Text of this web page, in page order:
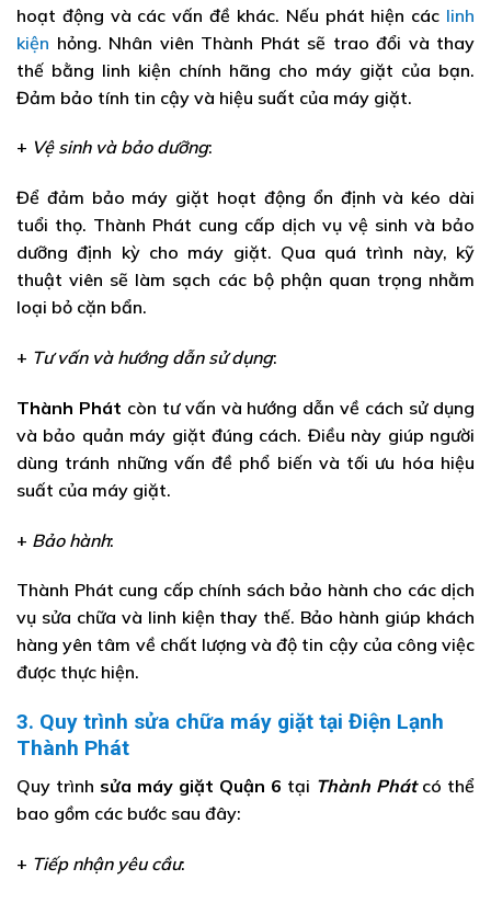
hoạt động và các vấn đề khác. Nếu phát hiện các linh
kiện hỏng. Nhân viên Thành Phát sẽ trao đổi và thay
thế bằng linh kiện chính hãng cho máy giặt của bạn.
Đảm bảo tính tin cậy và hiệu suất của máy giặt.
+ Vệ sinh và bảo dưỡng:
Để đảm bảo máy giặt hoạt động ổn định và kéo dài
tuổi thọ. Thành Phát cung cấp dịch vụ vệ sinh và bảo
dưỡng định kỳ cho máy giặt. Qua quá trình này, kỹ
thuật viên sẽ làm sạch các bộ phận quan trọng nhằm
loại bỏ cặn bẩn.
+ Tư vấn và hướng dẫn sử dụng:
Thành Phát còn tư vấn và hướng dẫn về cách sử dụng
và bảo quản máy giặt đúng cách. Điều này giúp người
dùng tránh những vấn đề phổ biến và tối ưu hóa hiệu
suất của máy giặt.
+ Bảo hành:
Thành Phát cung cấp chính sách bảo hành cho các dịch
vụ sửa chữa và linh kiện thay thế. Bảo hành giúp khách
hàng yên tâm về chất lượng và độ tin cậy của công việc
được thực hiện.
3. Quy trình sửa chữa máy giặt tại Điện Lạnh
Thành Phát
Quy trình sửa máy giặt Quận 6 tại Thành Phátcó thể
bao gồm các bước sau đây:
+ Tiếp nhận yêu cầu: